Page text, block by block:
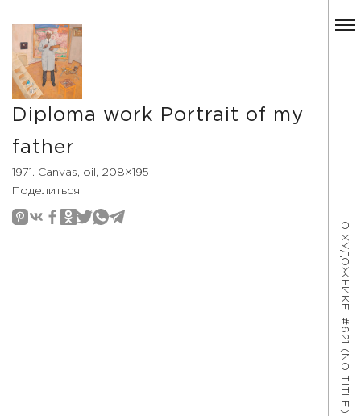
О ХУДОЖНИКЕ
#621 (NO TITLE)
Diploma work Portrait of my
father
1971. Canvas, oil, 208×195
Поделиться: